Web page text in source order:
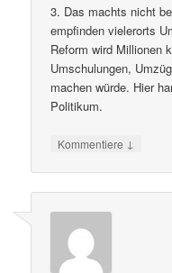
3. Das machts nicht
empfinden vielerorts
Reform wird Millionen
Umschulungen,
machen würde. Hier
Politikum.
Kommentiere ↓